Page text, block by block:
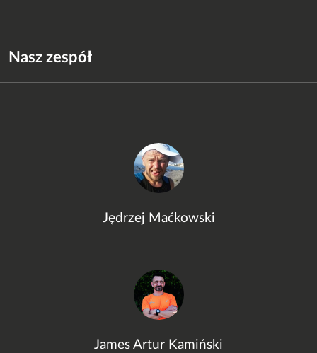
Nasz zespół
Jędrzej Maćkowski
James Artur Kamiński